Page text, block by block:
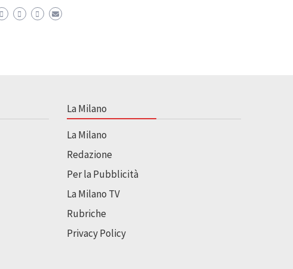
La Milano
La Milano
Redazione
Per la Pubblicità
La Milano TV
Rubriche
Privacy Policy